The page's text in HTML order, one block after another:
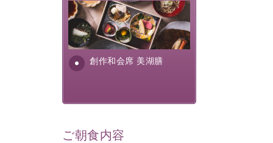
創作和会席 美湖膳
美湖膳とは諏訪の地で特別を
提供する為に料理長・神原 裕
明が考え出した創作和会席で
す。美しい諏訪湖の幸...
ご朝食内容